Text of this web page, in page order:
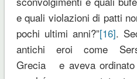
e quali violazioni di patti
pochi ultimi anni?”[16].
antichi eroi come
Grecia e aveva ordinato